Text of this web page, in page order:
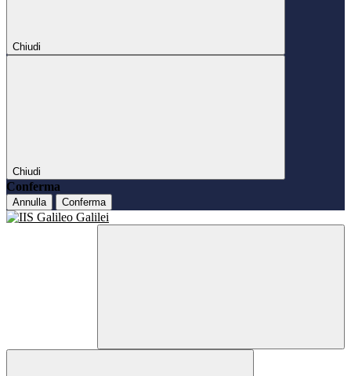
Chiudi
Chiudi
Conferma
Annulla Conferma